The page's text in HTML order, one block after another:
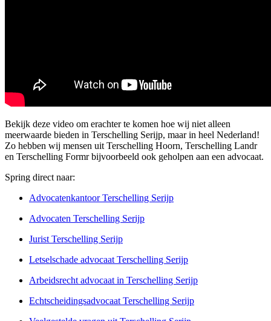
Bekijk deze video om erachter te komen hoe wij niet alleen
meerwaarde bieden in Terschelling Serijp, maar in heel Nederland!
Zo hebben wij mensen uit Terschelling Hoorn, Terschelling Landr
en Terschelling Formr bijvoorbeeld ook geholpen aan een advocaat.
Spring direct naar:
Advocatenkantoor Terschelling Serijp
Advocaten Terschelling Serijp
Jurist Terschelling Serijp
Letselschade advocaat Terschelling Serijp
Arbeidsrecht advocaat in Terschelling Serijp
Echtscheidingsadvocaat Terschelling Serijp